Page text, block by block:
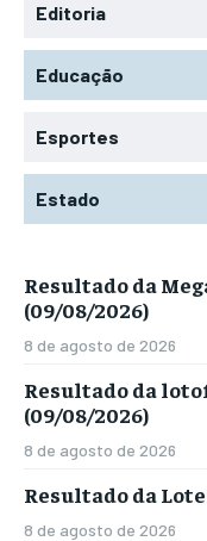
Editoria
Educação
Esportes
Estado
Resultado da
(09/08/2026)
8 de agosto de 2026
Resultado da
(09/08/2026)
8 de agosto de 2026
Resultado da
8 de agosto de 2026